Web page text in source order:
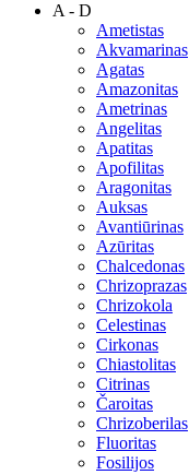
A - D
Ametistas
Akvamarinas
Agatas
Amazonitas
Ametrinas
Angelitas
Apatitas
Apofilitas
Aragonitas
Auksas
Avantiūrinas
Azūritas
Chalcedonas
Chrizoprazas
Chrizokola
Celestinas
Cirkonas
Chiastolitas
Citrinas
Čaroitas
Chrizoberilas
Fluoritas
Fosilijos